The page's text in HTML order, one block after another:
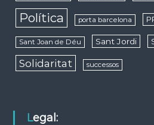
Política porta barcelona
Sant Joan de Déu Sant Jordi
Solidaritat successos
Legal: